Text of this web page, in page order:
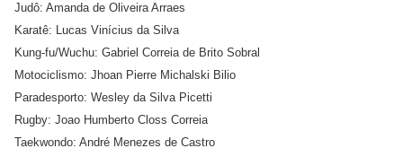
Judô: Amanda de Oliveira Arraes
Karatê: Lucas Vinícius da Silva
Kung-fu/Wuchu: Gabriel Correia de Brito Sobral
Motociclismo: Jhoan Pierre Michalski Bilio
Paradesporto: Wesley da Silva Picetti
Rugby: Joao Humberto Closs Correia
Taekwondo: André Menezes de Castro